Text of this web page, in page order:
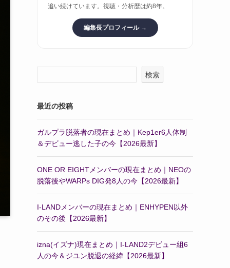
追い続けています。視聴・分析歴は約8年。
編集長プロフィール →
検索
最近の投稿
ガルプラ脱落者の現在まとめ｜Kep1er6人体制
＆デビュー逃した子の今【2026最新】
ONE OR EIGHTメンバーの現在まとめ｜NEOの
脱落後やWARPs DIG発8人の今【2026最新】
I-LANDメンバーの現在まとめ｜ENHYPEN以外
のその後【2026最新】
izna(イズナ)現在まとめ｜I-LAND2デビュー組6
人の今＆ジユン脱退の経緯【2026最新】